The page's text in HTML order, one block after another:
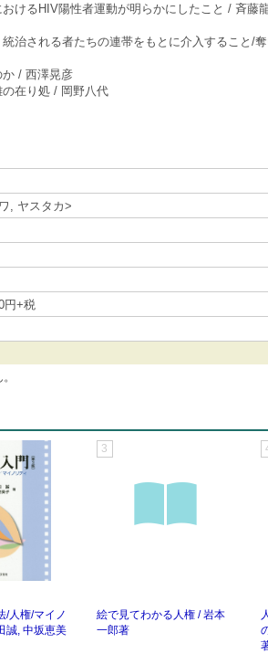
けるHIV陽性者運動が明らかにしたこと / 斉藤
治される者たちの連帯をもとに介入すること/
/ 西澤晃彦
在り処 / 岡野八代
, ヤスタカ>
円+税
/人権/マイノ
誠, 中坂恵美
3
絵で見てわかる人権 / 岩本
一郎著